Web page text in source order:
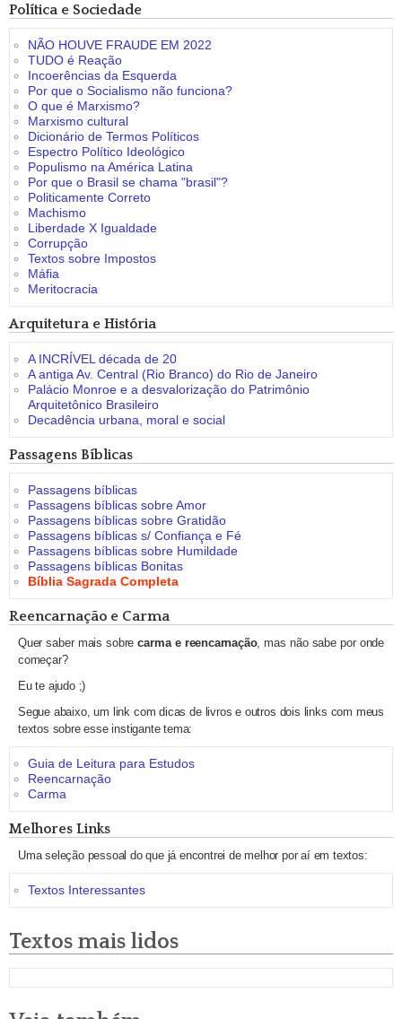
Política e Sociedade
NÃO HOUVE FRAUDE EM 2022
TUDO é Reação
Incoerências da Esquerda
Por que o Socialismo não funciona?
O que é Marxismo?
Marxismo cultural
Dicionário de Termos Políticos
Espectro Político Ideológico
Populismo na América Latina
Por que o Brasil se chama "brasil"?
Politicamente Correto
Machismo
Liberdade X Igualdade
Corrupção
Textos sobre Impostos
Máfia
Meritocracia
Arquitetura e História
A INCRÍVEL década de 20
A antiga Av. Central (Rio Branco) do Rio de Janeiro
Palácio Monroe e a desvalorização do Patrimônio
Arquitetônico Brasileiro
Decadência urbana, moral e social
Passagens Bíblicas
Passagens bíblicas
Passagens bíblicas sobre Amor
Passagens bíblicas sobre Gratidão
Passagens bíblicas s/ Confiança e Fé
Passagens bíblicas sobre Humildade
Passagens bíblicas Bonitas
Bíblia Sagrada Completa
Reencarnação e Carma
Quer saber mais sobrecarma e reencarnação, mas não sabe por onde
começar?
Eu te ajudo ;)
Segue abaixo, um link com dicas de livros e outros dois links com meus
textos sobre esse instigante tema:
Guia de Leitura para Estudos
Reencarnação
Carma
Melhores Links
Uma seleção pessoal do que já encontrei de melhor por aí em textos:
Textos Interessantes
Textos mais lidos